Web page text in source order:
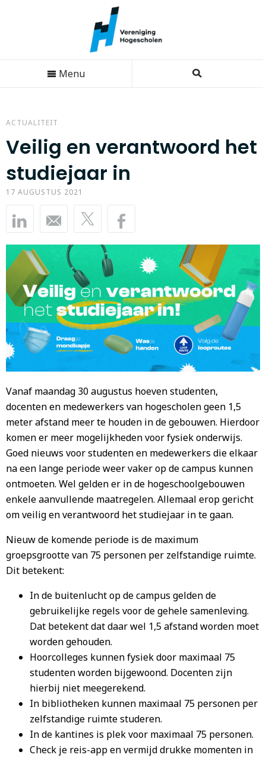
Menu
ACTUALITEIT
Veilig en verantwoord het
studiejaar in
17 AUGUSTUS 2021
Vanaf maandag 30 augustus hoeven studenten,
docenten en medewerkers van hogescholen geen 1,5
meter afstand meer te houden in de gebouwen. Hierdoor
komen er meer mogelijkheden voor fysiek onderwijs.
Goed nieuws voor studenten en medewerkers die elkaar
na een lange periode weer vaker op de campus kunnen
ontmoeten. Wel gelden er in de hogeschoolgebouwen
enkele aanvullende maatregelen. Allemaal erop gericht
om veilig en verantwoord het studiejaar in te gaan.
Nieuw de komende periode is de maximum
groepsgrootte van 75 personen per zelfstandige ruimte.
Dit betekent:
In de buitenlucht op de campus gelden de
gebruikelijke regels voor de gehele samenleving.
Dat betekent dat daar wel 1,5 afstand worden moet
worden gehouden.
Hoorcolleges kunnen fysiek door maximaal 75
studenten worden bijgewoond. Docenten zijn
hierbij niet meegerekend.
In bibliotheken kunnen maximaal 75 personen per
zelfstandige ruimte studeren.
In de kantines is plek voor maximaal 75 personen.
Check je reis-app en vermijd drukke momenten in